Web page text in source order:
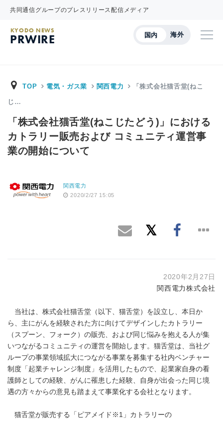
共同通信グループのプレスリリース配信メディア
国内 海外
KYODO NEWS
PRWIRE
TOP 電気・ガス業 関西電力 「株式会社猫舌堂(ねこ
じ…
「株式会社猫舌堂(ねこじたどう)」における
カトラリー販売および コミュニティ運営事
業の開始について
関西電力
2020/2/27 15:05
2020年2月27日
関西電力株式会社
当社は、株式会社猫舌堂（以下、猫舌堂）を設立し、本日か
ら、主にがんを経験された方に向けてデザインしたカトラリー
（スプーン、フォーク）の販売、および同じ悩みを抱える人が集
いつながるコミュニティの運営を開始します。猫舌堂は、当社グ
ループの事業領域拡大につながる事業を募集する社内ベンチャー
制度「起業チャレンジ制度」を活用したもので、起業家自身の看
護師としての経験、がんに罹患した経験、自身が出会った同じ境
遇の方々からの意見も踏まえて事業化する会社となります。
猫舌堂が販売する「ピアメイド※1」カトラリーの